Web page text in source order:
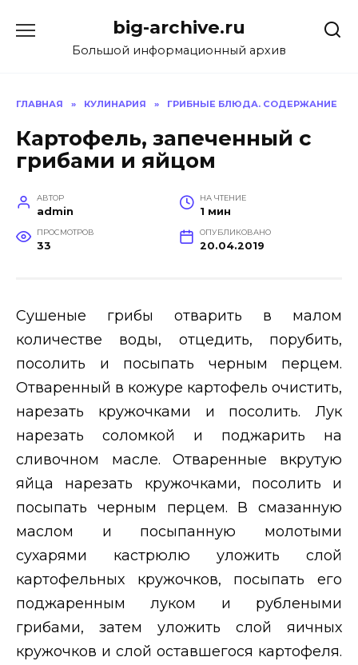
содержанию
big-archive.ru
Большой информационный архив
ГЛАВНАЯ » КУЛИНАРИЯ » ГРИБНЫЕ БЛЮДА. СОДЕРЖАНИЕ
Картофель, запеченный с
грибами и яйцом
АВТОР
admin
НА ЧТЕНИЕ
1 мин
ПРОСМОТРОВ
33
ОПУБЛИКОВАНО
20.04.2019
Сушеные грибы отварить в малом
количестве воды, отцедить, порубить,
посолить и посыпать черным перцем.
Отваренный в кожуре картофель очистить,
нарезать кружочками и посолить. Лук
нарезать соломкой и поджарить на
сливочном масле. Отваренные вкрутую
яйца нарезать кружочками, посолить и
посыпать черным перцем. В смазанную
маслом и посыпанную молотыми
сухарями кастрюлю уложить слой
картофельных кружочков, посыпать его
поджаренным луком и рублеными
грибами, затем уложить слой яичных
кружочков и слой оставшегося картофеля.